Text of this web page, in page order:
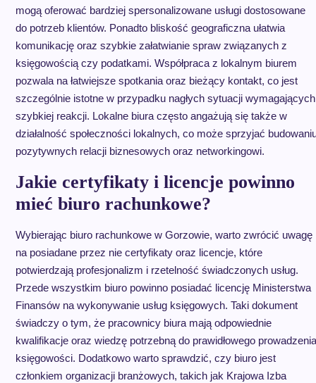
mogą oferować bardziej spersonalizowane usługi dostosowane
do potrzeb klientów. Ponadto bliskość geograficzna ułatwia
komunikację oraz szybkie załatwianie spraw związanych z
księgowością czy podatkami. Współpraca z lokalnym biurem
pozwala na łatwiejsze spotkania oraz bieżący kontakt, co jest
szczególnie istotne w przypadku nagłych sytuacji wymagających
szybkiej reakcji. Lokalne biura często angażują się także w
działalność społeczności lokalnych, co może sprzyjać
pozytywnych relacji biznesowych oraz networkingowi.
Jakie certyfikaty i licencje powinno
mieć biuro rachunkowe?
Wybierając biuro rachunkowe w Gorzowie, warto zwrócić uwagę
na posiadane przez nie certyfikaty oraz licencje, które
potwierdzają profesjonalizm i rzetelność świadczonych usług.
Przede wszystkim biuro powinno posiadać licencję Ministerstwa
Finansów na wykonywanie usług księgowych. Taki dokument
świadczy o tym, że pracownicy biura mają odpowiednie
kwalifikacje oraz wiedzę potrzebną do prawidłowego prowadzenia
księgowości. Dodatkowo warto sprawdzić, czy biuro jest
członkiem organizacji branżowych, takich jak Krajowa Izba